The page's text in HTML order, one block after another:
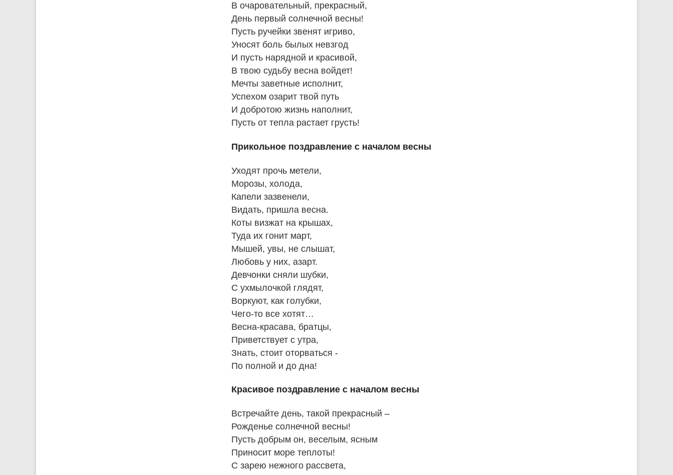
В очаровательный, прекрасный,
День первый солнечной весны!
Пусть ручейки звенят игриво,
Уносят боль былых невзгод
И пусть нарядной и красивой,
В твою судьбу весна войдет!
Мечты заветные исполнит,
Успехом озарит твой путь
И добротою жизнь наполнит,
Пусть от тепла растает грусть!
Прикольное поздравление с началом весны
Уходят прочь метели,
Морозы, холода,
Капели зазвенели,
Видать, пришла весна.
Коты визжат на крышах,
Туда их гонит март,
Мышей, увы, не слышат,
Любовь у них, азарт.
Девчонки сняли шубки,
С ухмылочкой глядят,
Воркуют, как голубки,
Чего-то все хотят…
Весна-красава, братцы,
Приветствует с утра,
Знать, стоит оторваться -
По полной и до дна!
Красивое поздравление с началом весны
Встречайте день, такой прекрасный –
Рожденье солнечной весны!
Пусть добрым он, веселым, ясным
Приносит море теплоты!
С зарею нежного рассвета,